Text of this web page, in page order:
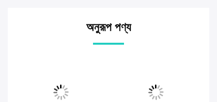
অনুরূপ পণ্য